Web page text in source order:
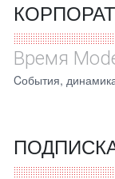
Время
Cобытия,